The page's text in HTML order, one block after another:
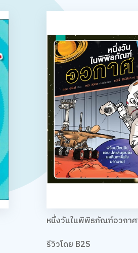
หนึ่งวันในพิพิธภัณฑ์อวกาศ
รีวิวโดย B2S